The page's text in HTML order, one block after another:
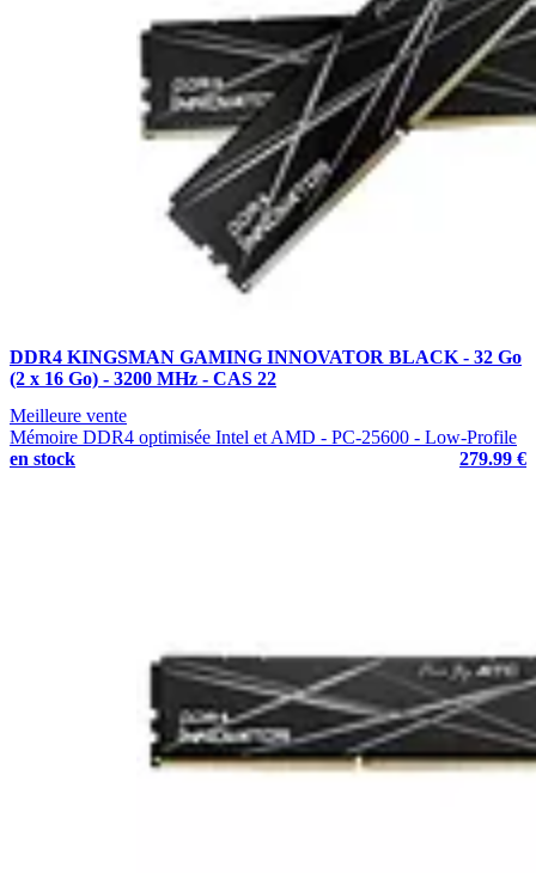
DDR4 KINGSMAN GAMING INNOVATOR BLACK - 32 Go
(2 x 16 Go) - 3200 MHz - CAS 22
Meilleure vente
Mémoire DDR4 optimisée Intel et AMD - PC-25600 - Low-Profile
en stock
279.99 €